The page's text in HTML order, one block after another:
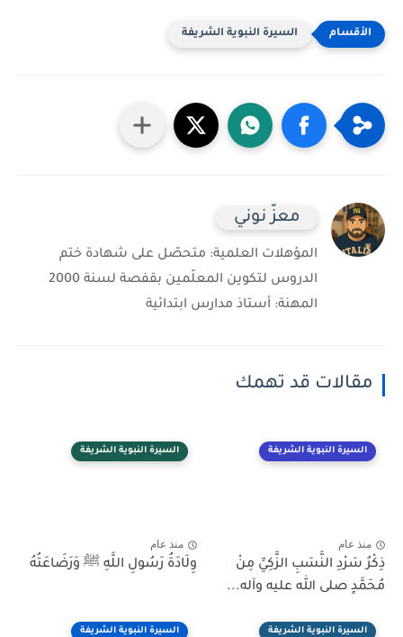
السيرة النبوية الشريفة
معزّ نوني
المؤهلات العلمية: متحصّل على شهادة ختم
الدروس لتكوين المعلّمين بقفصة لسنة 2000
المهنة: أستاذ مدارس ابتدائية
مقالات قد تهمك
السيرة النبوية الشريفة
منذ عام
ذِكْرُ سَرْدِ النَّسَبِ الزَّكِيِّ مِنْ
مُحَمَّدٍ صلى الله عليه وآله...
السيرة النبوية الشريفة
منذ عام
وِلَادَةُ رَسُولِ اللَّهِ ﷺ وَرَضَاعَتُهُ
السيرة النبوية الشريفة السيرة النبوية الشريفة